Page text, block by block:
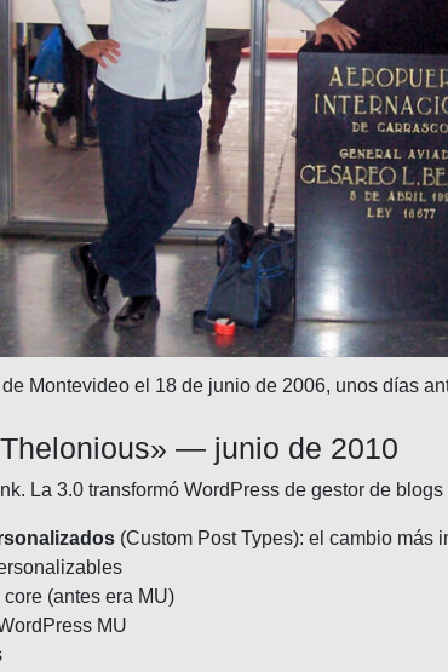
Montevideo el 18 de junio de 2006, unos días
— junio de 2010
La 3.0 transformó WordPress de gestor de
(Custom Post Types): el cambio más
(antes era MU)
MU